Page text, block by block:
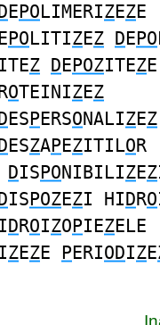
EPOLIMERIZEZE
EPOLITIZEZ DEPO
ITEZ DEPOZITEZE
OTEINIZEZ
ESPERSONALIZEZ
ESZAPEZITILOR
DISPONIBILIZEZ
ISPOZEZI HIDRO
DROIZOPIEZELE
IZEZE PERIODIZE